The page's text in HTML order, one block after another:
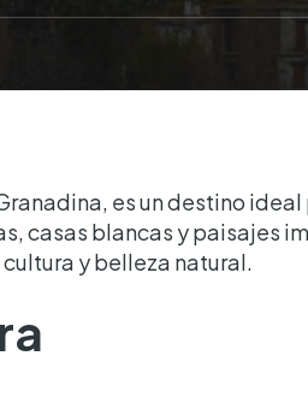
es un destino
casas blancas y paisajes
y belleza natural.